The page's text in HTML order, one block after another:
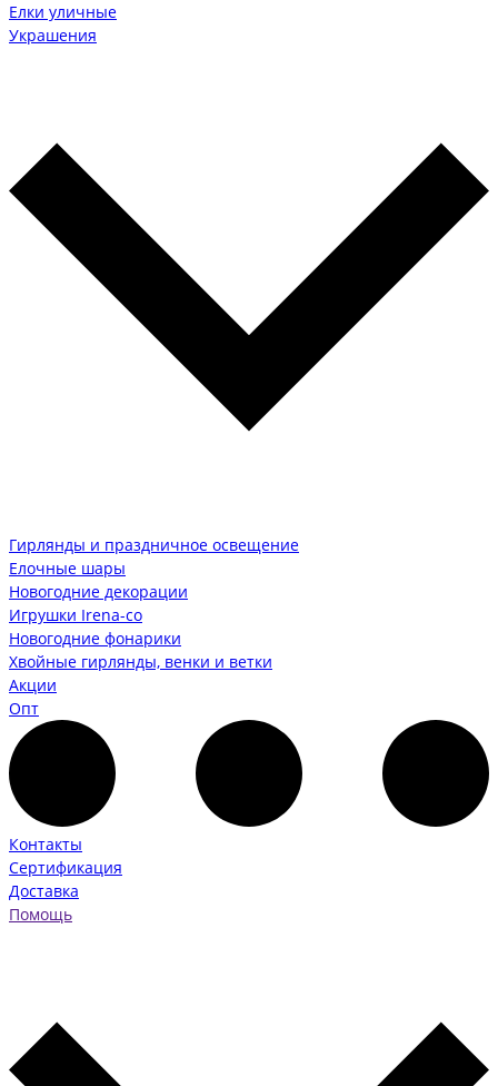
Елки уличные
Украшения
Гирлянды и праздничное освещение
Елочные шары
Новогодние декорации
Игрушки Irena-co
Новогодние фонарики
Хвойные гирлянды, венки и ветки
Акции
Опт
Контакты
Сертификация
Доставка
Помощь